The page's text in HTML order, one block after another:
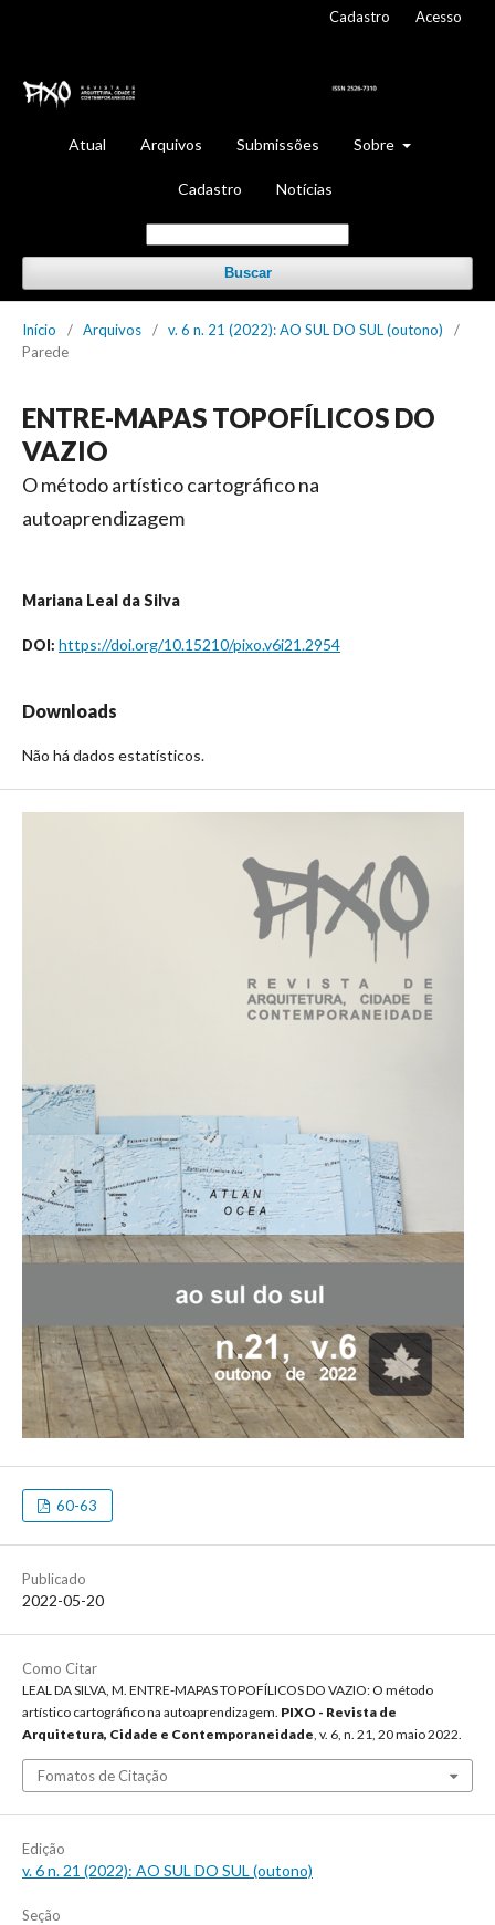
Atual Arquivos Submissões Sobre
Cadastro Notícias
Buscar
Cadastro Acesso
Início / Arquivos / v. 6 n. 21 (2022): AO SUL DO SUL (outono)
/
Parede
ENTRE-MAPAS TOPOFÍLICOS DO
VAZIO
O método artístico cartográfico na
autoaprendizagem
Mariana Leal da Silva
DOI: https://doi.org/10.15210/pixo.v6i21.2954
Downloads
Não há dados estatísticos.
60-63
Publicado
2022-05-20
Como Citar
LEAL DA SILVA, M. ENTRE-MAPAS TOPOFÍLICOS DO VAZIO: O método
artístico cartográfico na autoaprendizagem. PIXO - Revista de
Arquitetura, Cidade e Contemporaneidade , v. 6, n. 21, 20 maio 2022.
Fomatos de Citação
Edição
v. 6 n. 21 (2022): AO SUL DO SUL (outono)
Seção